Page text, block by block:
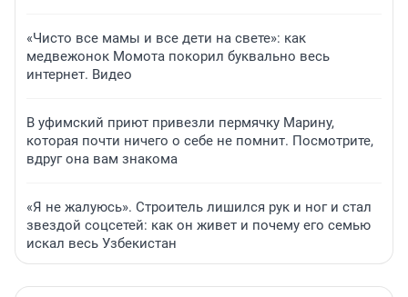
«Чисто все мамы и все дети на свете»: как
медвежонок Момота покорил буквально весь
интернет. Видео
В уфимский приют привезли пермячку Марину,
которая почти ничего о себе не помнит. Посмотрите,
вдруг она вам знакома
«Я не жалуюсь». Строитель лишился рук и ног и стал
звездой соцсетей: как он живет и почему его семью
искал весь Узбекистан